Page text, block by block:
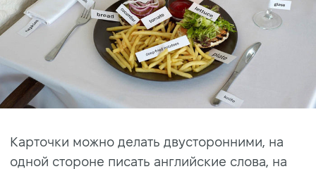
Карточки можно делать двусторонними, на
одной стороне писать английские слова, на